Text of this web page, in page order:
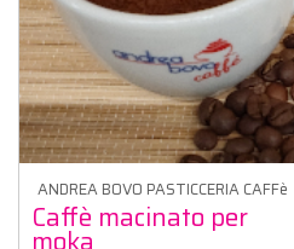
ANDREA BOVO PASTICCERIA CAFFè
Caffè macinato per
moka